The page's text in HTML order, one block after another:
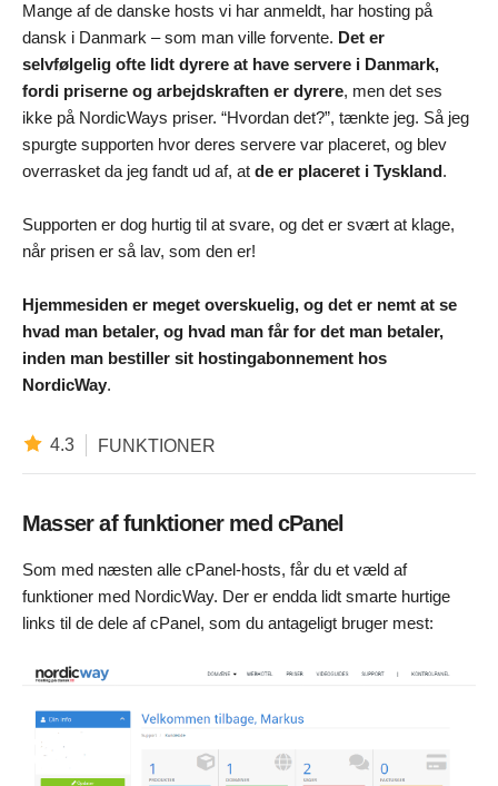
Mange af de danske hosts vi har anmeldt, har hosting på
dansk i Danmark – som man ville forvente. Det er
selvfølgelig ofte lidt dyrere at have servere i Danmark,
fordi priserne og arbejdskraften er dyrere, men det ses
ikke på NordicWays priser. “Hvordan det?”, tænkte jeg. Så jeg
spurgte supporten hvor deres servere var placeret, og blev
overrasket da jeg fandt ud af, at de er placeret i Tyskland.
Supporten er dog hurtig til at svare, og det er svært at klage,
når prisen er så lav, som den er!
Hjemmesiden er meget overskuelig, og det er nemt at se
hvad man betaler, og hvad man får for det man betaler,
inden man bestiller sit hostingabonnement hos
NordicWay.
4.3 FUNKTIONER
Masser af funktioner med cPanel
Som med næsten alle cPanel-hosts, får du et væld af
funktioner med NordicWay. Der er endda lidt smarte hurtige
links til de dele af cPanel, som du antageligt bruger mest: